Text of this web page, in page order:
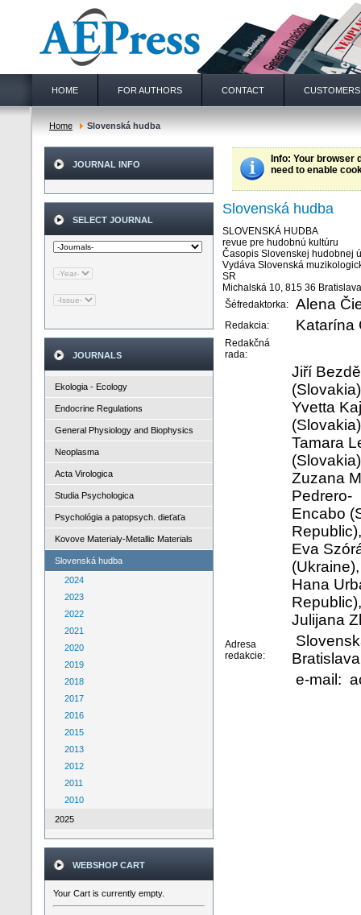
HOME FOR AUTHORS CONTACT CUSTOMERS
Home Slovenská hudba
JOURNAL INFO
SELECT JOURNAL
JOURNALS
Ekologia - Ecology
Endocrine Regulations
General Physiology and Biophysics
Neoplasma
Acta Virologica
Studia Psychologica
Psychológia a patopsych. dieťaťa
Kovove Materialy-Metallic Materials
Slovenská hudba
2024
2023
2022
2021
2020
2019
2018
2017
2016
2015
2013
2012
2011
2010
2025
WEBSHOP CART
Your Cart is currently empty.
Info: Your browser
need to enable
Slovenská hudba
SLOVENSKÁ HUDBA
revue pre hudobnú kultúru­
Časopis Slovenskej hudobnej
Vydáva Slovenská
SR
Michalská 10, 815 36 Bratislava
Šéfredaktorka:
Alena
Redakcia: Katarína
Redakčná
rada:
Jiří
Yvetta
Tamara
Zuzana
Pedrero-
Encabo
Republic),
Eva
(Ukraine),
Hana
Republic),
Julijana
Adresa
redakcie:
Bratislava
e-mail: